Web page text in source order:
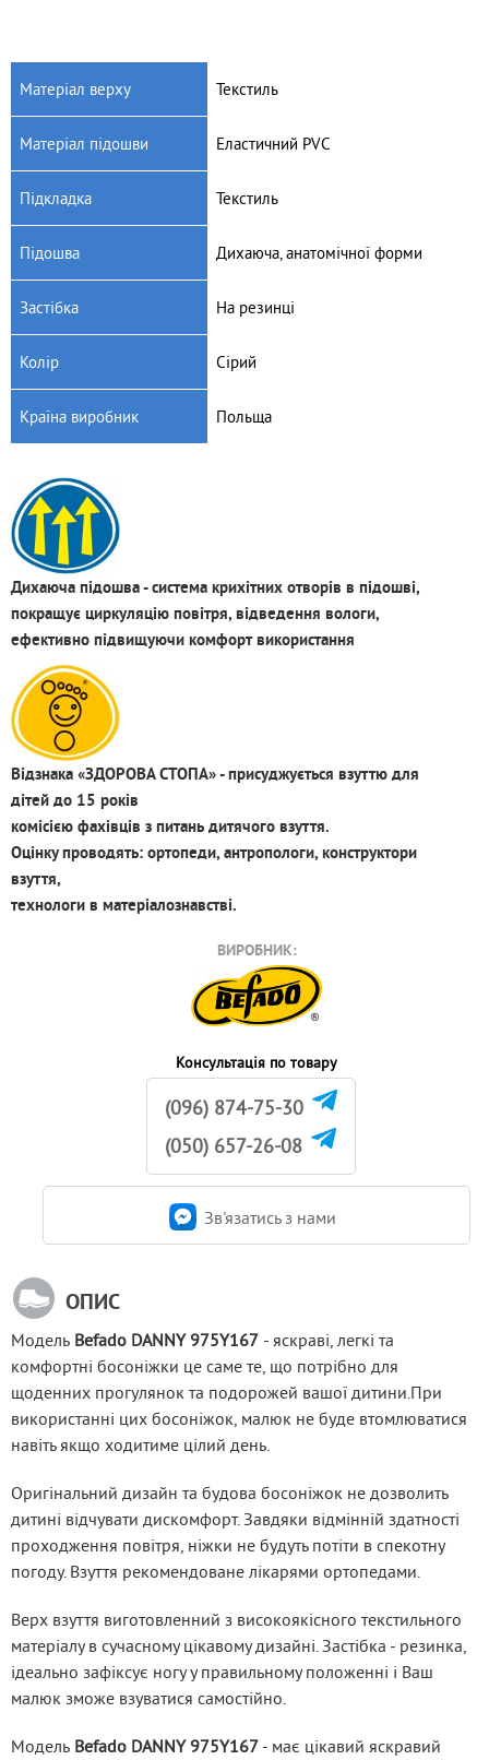
Матеріал верху Текстиль
Матеріал підошви Еластичний PVC
Підкладка Текстиль
Підошва Дихаюча, анатомічної форми
Застібка На резинці
Колір Сірий
Країна виробник Польща
Дихаюча підошва - система крихітних отворів в підошві,
покращує циркуляцію повітря, відведення вологи,
ефективно підвищуючи комфорт використання
Відзнака «ЗДОРОВА СТОПА» - присуджується взуттю для
дітей до 15 років
комісією фахівців з питань дитячого взуття.
Оцінку проводять: ортопеди, антропологи, конструктори
взуття,
технологи в матеріалознавстві.
ВИРОБНИК:
Консультація по товару
(096) 874-75-30
(050) 657-26-08
Зв'язатись з нами
ОПИС
Модель Befado DANNY 975Y167 - яскраві, легкі та
комфортні босоніжки це саме те, що потрібно для
щоденних прогулянок та подорожей вашої дитини.При
використанні цих босоніжок, малюк не буде втомлюватися
навіть якщо ходитиме цілий день.
Оригінальний дизайн та будова босоніжок не дозволить
дитині відчувати дискомфорт. Завдяки відмінній здатності
проходження повітря, ніжки не будуть потіти в спекотну
погоду. Взуття рекомендоване лікарями ортопедами.
Верх взуття виготовленний з високоякісного текстильного
матеріалу в сучасному цікавому дизайні. Застібка - резинка,
ідеально зафіксує ногу у правильному положенні і Ваш
малюк зможе взуватися самостійно.
Модель Befado DANNY 975Y167 - має цікавий яскравий